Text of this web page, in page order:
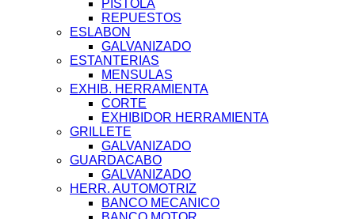
PISTOLA
REPUESTOS
ESLABON
GALVANIZADO
ESTANTERIAS
MENSULAS
EXHIB. HERRAMIENTA
CORTE
EXHIBIDOR HERRAMIENTA
GRILLETE
GALVANIZADO
GUARDACABO
GALVANIZADO
HERR. AUTOMOTRIZ
BANCO MECANICO